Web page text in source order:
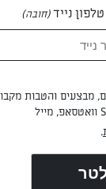
נייד(חובה)
מבצעים והטבות
.